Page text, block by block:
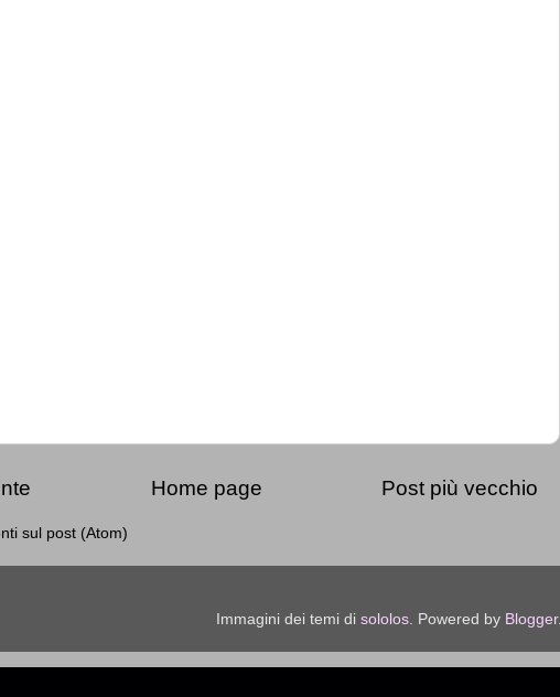
Post più vecchio
Home page
sul post (Atom)
Immagini dei temi di sololos . Powered by Blogger.